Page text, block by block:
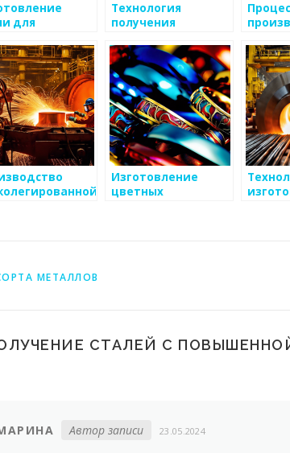
для
Технология
получения
стали
Изготовление
цветных
МЕТАЛЛОВ
СТАЛЕЙ С
Автор записи 23.05.2024